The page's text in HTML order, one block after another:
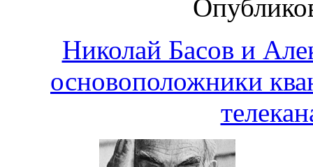
Николай Басов и
основоположники